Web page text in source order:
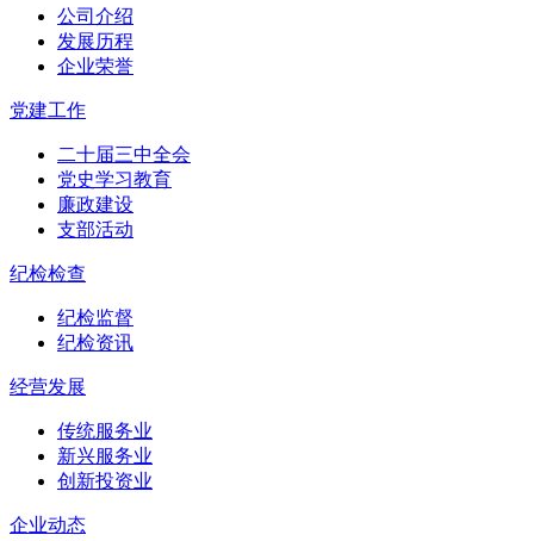
公司介绍
发展历程
企业荣誉
党建工作
二十届三中全会
党史学习教育
廉政建设
支部活动
纪检检查
纪检监督
纪检资讯
经营发展
传统服务业
新兴服务业
创新投资业
企业动态